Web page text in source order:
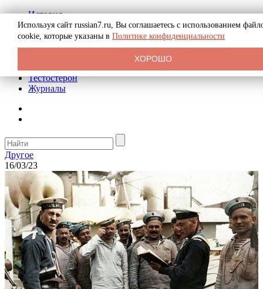
История
Биография
Криминал
Реклама на сайте
Тестостерон
Журналы
Другое
16/03/23
Используя сайт russian7.ru, Вы соглашаетесь с использованием
cookie, которые указаны в Политике конфиденциальности
ХОРОШО